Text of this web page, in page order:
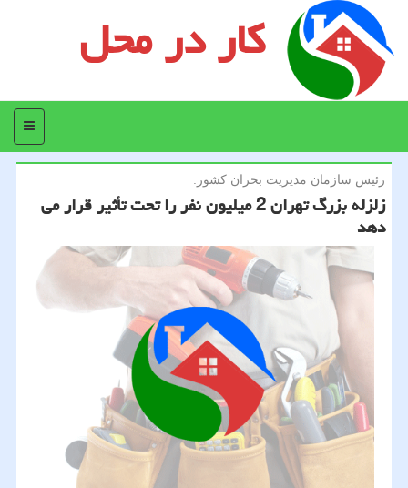
کار در محل
منو
رئیس سازمان مدیریت بحران كشور:
زلزله بزرگ تهران 2 میلیون نفر را تحت تأثیر قرار می
دهد